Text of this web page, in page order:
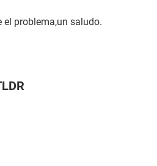
el problema,un saludo.